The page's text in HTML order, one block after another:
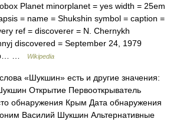
Planet minorplanet = yes width = 25em
= name = Shukshin symbol = caption =
ref = discoverer = N. Chernykh
discovered = September 24, 1979
…
Wikipedia
«Шукшин» есть и другие значения:
Открытие Первооткрыватель
обнаружения Крым Дата обнаружения
Василий Шукшин Альтернативные